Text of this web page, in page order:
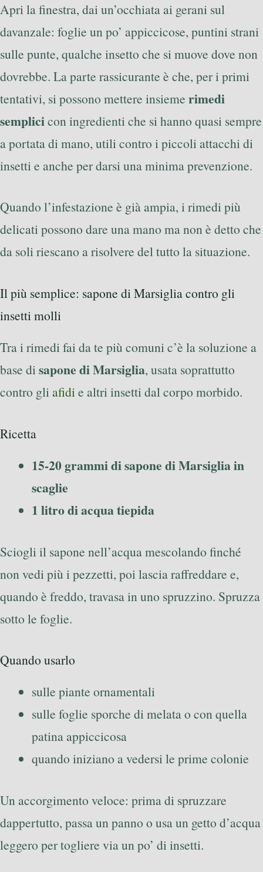
Apri la finestra, dai un’occhiata ai gerani sul
davanzale: foglie un po’ appiccicose, puntini strani
sulle punte, qualche insetto che si muove dove non
dovrebbe. La parte rassicurante è che, per i primi
tentativi, si possono mettere insieme rimedi
semplicicon ingredienti che si hanno quasi sempre
a portata di mano, utili contro i piccoli attacchi di
insetti e anche per darsi una minima prevenzione.
Quando l’infestazione è già ampia, i rimedi più
delicati possono dare una mano ma non è detto che
da soli riescano a risolvere del tutto la situazione.
Il più semplice: sapone di Marsiglia contro gli
insetti molli
Tra i rimedi fai da te più comuni c’è la soluzione a
base disapone di Marsiglia, usata soprattutto
contro gliafidie altri insetti dal corpo morbido.
Ricetta
15-20 grammi di sapone di Marsiglia in
scaglie
1 litro di acqua tiepida
Sciogli il sapone nell’acqua mescolando finché
non vedi più i pezzetti, poi lascia raffreddare e,
quando è freddo, travasa in uno spruzzino. Spruzza
sotto le foglie.
Quando usarlo
sulle piante ornamentali
sulle foglie sporche di melata o con quella
patina appiccicosa
quando iniziano a vedersi le prime colonie
Un accorgimento veloce: prima di spruzzare
dappertutto, passa un panno o usa un getto d’acqua
leggero per togliere via un po’ di insetti.